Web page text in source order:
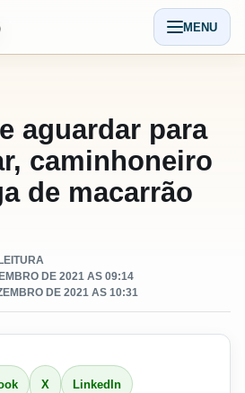
Abrir
MENU
aguardar para
caminhoneiro
de macarrão
DE 2021 AS 09:14
DE 2021 AS 10:31
X LinkedIn